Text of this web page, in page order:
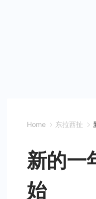
Home 东拉西扯
新的一
始